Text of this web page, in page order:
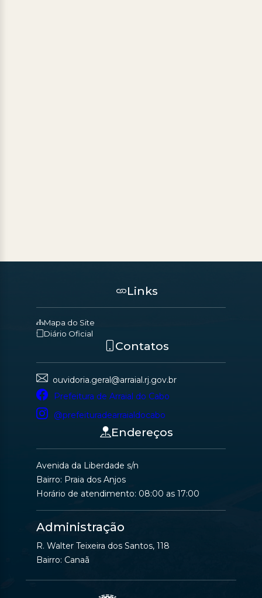
Links
Mapa do Site
Diário Oficial
Contatos
ouvidoria.geral@arraial.rj.gov.br
Prefeitura de Arraial do Cabo
@prefeituradearraialdocabo
Endereços
Avenida da Liberdade s/n
Bairro: Praia dos Anjos
Horário de atendimento: 08:00 as 17:00
Administração
R. Walter Teixeira dos Santos, 118
Bairro: Canaã